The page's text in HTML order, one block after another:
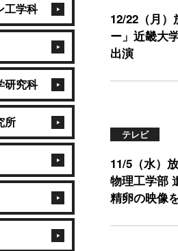
工学科
研究科
所
12/22（月
ー」近畿大
出演
テレビ
11/5（水）
物理工学部
精卵の映像